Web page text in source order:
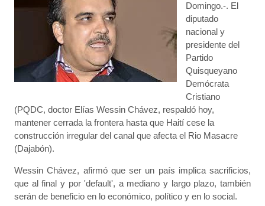
Domingo.-. El
diputado
nacional y
presidente del
Partido
Quisqueyano
Demócrata
Cristiano
(PQDC, doctor Elías Wessin Chávez, respaldó hoy,
mantener cerrada la frontera hasta que Haití cese la
construcción irregular del canal que afecta el Rio Masacre
(Dajabón).
Wessin Chávez, afirmó que ser un país implica sacrificios,
que al final y por 'default', a mediano y largo plazo, también
serán de beneficio en lo económico, político y en lo social.